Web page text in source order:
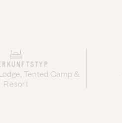
Tented Camp &
Resort